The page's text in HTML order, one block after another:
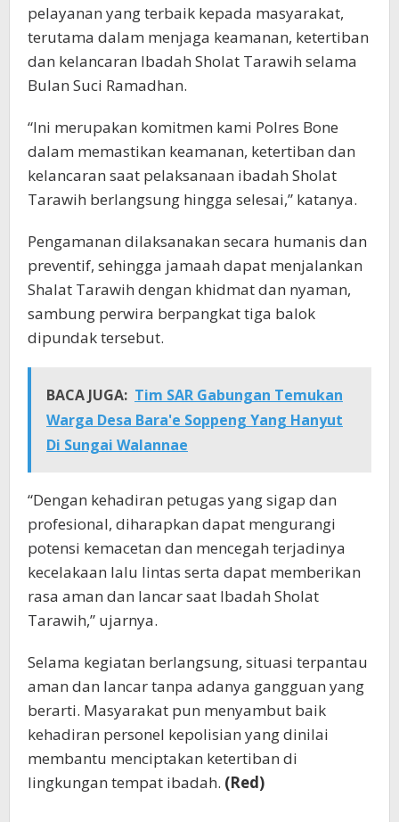
pelayanan yang terbaik kepada masyarakat,
terutama dalam menjaga keamanan, ketertiban
dan kelancaran Ibadah Sholat Tarawih selama
Bulan Suci Ramadhan.
“Ini merupakan komitmen kami Polres Bone
dalam memastikan keamanan, ketertiban dan
kelancaran saat pelaksanaan ibadah Sholat
Tarawih berlangsung hingga selesai,” katanya.
Pengamanan dilaksanakan secara humanis dan
preventif, sehingga jamaah dapat menjalankan
Shalat Tarawih dengan khidmat dan nyaman,
sambung perwira berpangkat tiga balok
dipundak tersebut.
BACA JUGA: Tim SAR Gabungan Temukan
Warga Desa Bara'e Soppeng Yang Hanyut
Di Sungai Walannae
“Dengan kehadiran petugas yang sigap dan
profesional, diharapkan dapat mengurangi
potensi kemacetan dan mencegah terjadinya
kecelakaan lalu lintas serta dapat memberikan
rasa aman dan lancar saat Ibadah Sholat
Tarawih,” ujarnya.
Selama kegiatan berlangsung, situasi terpantau
aman dan lancar tanpa adanya gangguan yang
berarti. Masyarakat pun menyambut baik
kehadiran personel kepolisian yang dinilai
membantu menciptakan ketertiban di
lingkungan tempat ibadah. (Red)